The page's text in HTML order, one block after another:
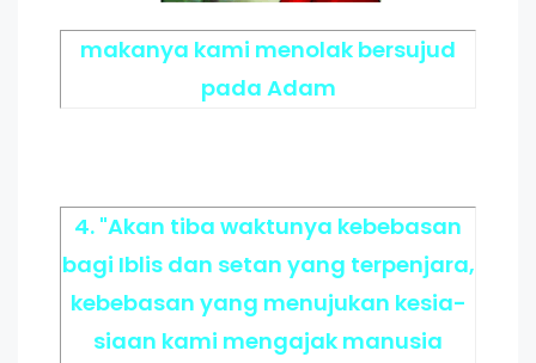
makanya kami menolak bersujud
pada Adam
4. "Akan tiba waktunya kebebasan
bagi Iblis dan setan yang terpenjara,
kebebasan yang menujukan kesia-
siaan kami mengajak manusia